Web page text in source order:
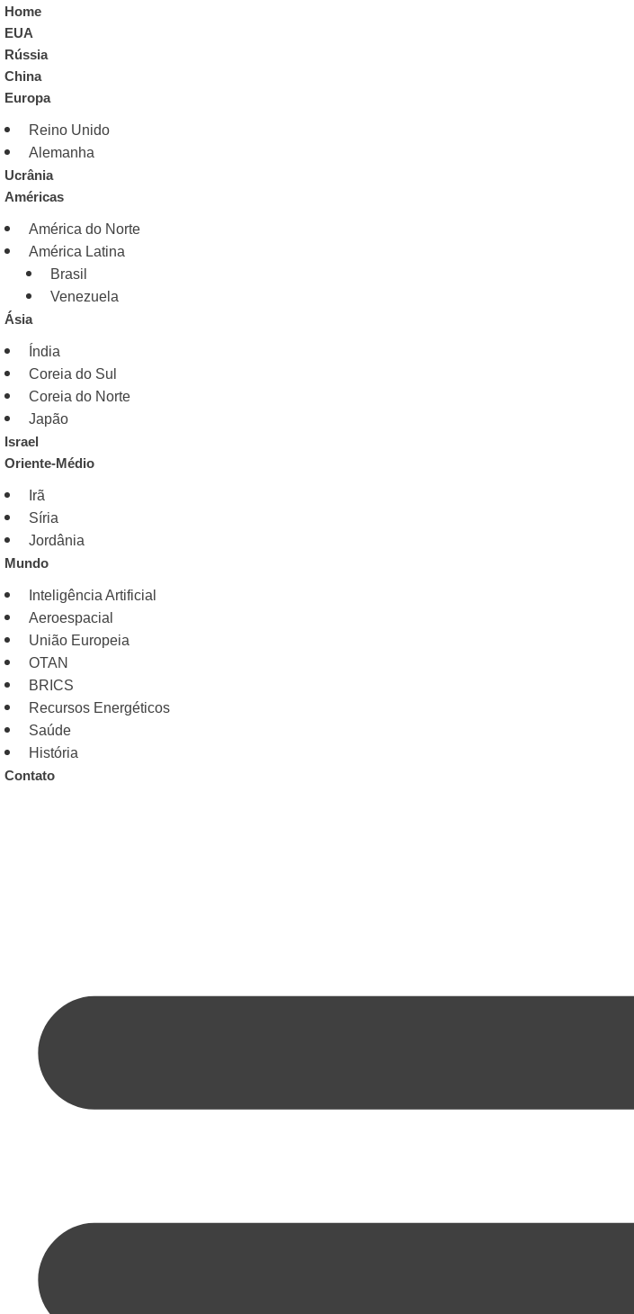
Home
EUA
Rússia
China
Europa
Reino Unido
Alemanha
Ucrânia
Américas
América do Norte
América Latina
Brasil
Venezuela
Ásia
Índia
Coreia do Sul
Coreia do Norte
Japão
Israel
Oriente-Médio
Irã
Síria
Jordânia
Mundo
Inteligência Artificial
Aeroespacial
União Europeia
OTAN
BRICS
Recursos Energéticos
Saúde
História
Contato